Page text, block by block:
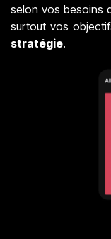
selon vos besoins
surtout vos
stratégie.